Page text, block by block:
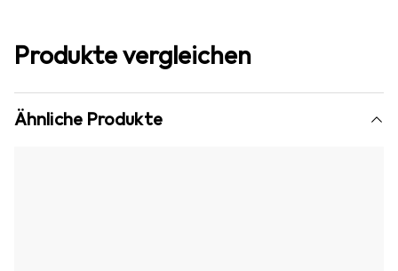
Produkte vergleichen
Ähnliche Produkte